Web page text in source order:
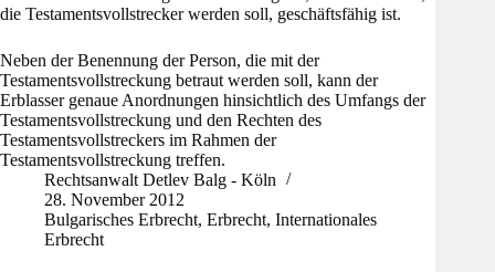
die Testamentsvollstrecker werden soll, geschäftsfähig ist.
Neben der Benennung der Person, die mit der
Testamentsvollstreckung betraut werden soll, kann der
Erblasser genaue Anordnungen hinsichtlich des Umfangs der
Testamentsvollstreckung und den Rechten des
Testamentsvollstreckers im Rahmen der
Testamentsvollstreckung treffen.
Rechtsanwalt Detlev Balg - Köln
28. November 2012
Bulgarisches Erbrecht, Erbrecht, Internationales
Erbrecht